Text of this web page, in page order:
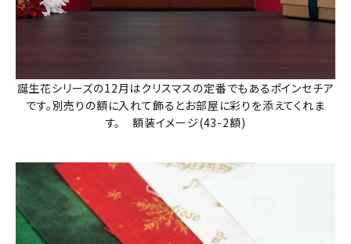
誕生花シリーズの12月はクリスマスの定番でもあるポインセチア
です。別売りの額に入れて飾るとお部屋に彩りを添えてくれま
す。 額装イメージ(43-2額)